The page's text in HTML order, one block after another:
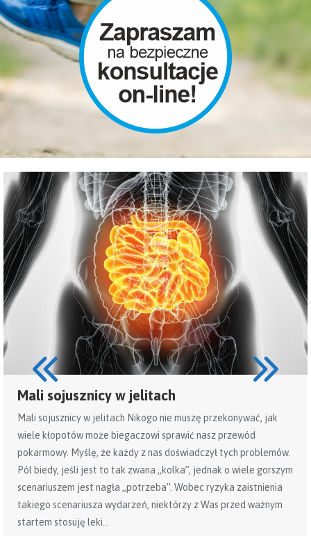
Mali sojusznicy w jelitach
Mali sojusznicy w jelitach Nikogo nie muszę przekonywać, jak
wiele kłopotów może biegaczowi sprawić nasz przewód
pokarmowy. Myślę, że każdy z nas doświadczył tych problemów.
Pól biedy, jeśli jest to tak zwana „kolka”, jednak o wiele gorszym
scenariuszem jest nagła „potrzeba”. Wobec ryzyka zaistnienia
takiego scenariusza wydarzeń, niektórzy z Was przed ważnym
startem stosuję leki…